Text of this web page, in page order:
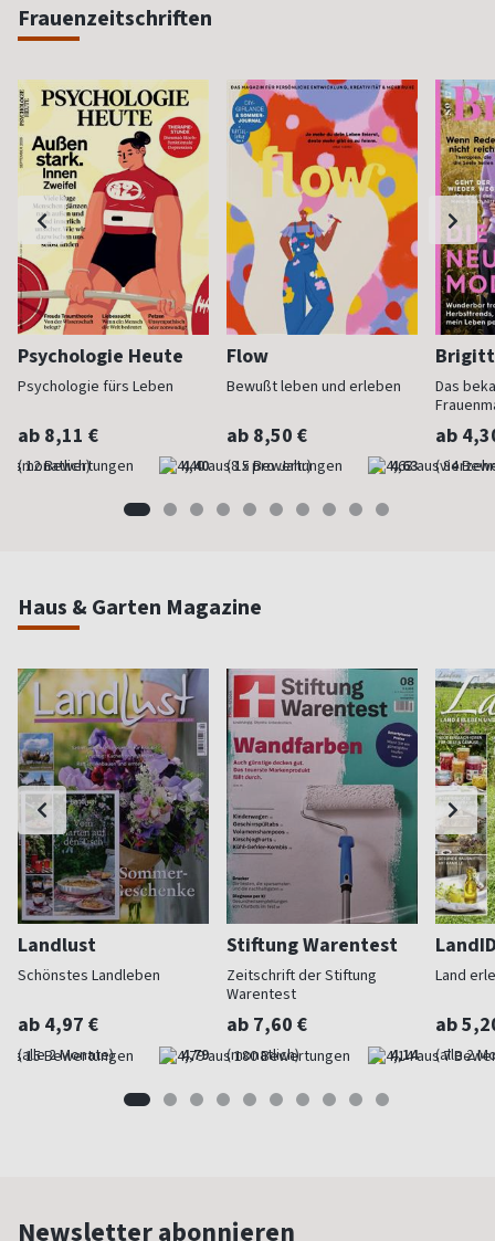
Frauenzeitschriften
Psychologie Heute
Psychologie fürs Leben
ab 8,11 €
(monatlich) 4,40
Flow
Bewußt leben und erleben
ab 8,50 €
(8 x pro Jahr) 4,63
Das
ab
Haus & Garten Magazine
Landlust
Schönstes Landleben
ab 4,97 €
(alle 2 Monate) 4,79
Stiftung Warentest
Zeitschrift der Stiftung
Warentest
ab 7,60 €
(monatlich) 4,14
Land
ab
(alle 2
Newsletter abonnieren